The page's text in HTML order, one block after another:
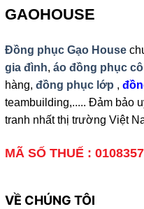
GAOHOUSE
Đồng phục Gạo House
gia đình, áo đồng phục
hàng, đồng phục lớp ,
teambuilding,..... Đảm bảo
tranh nhất thị trường Việt
MÃ SỐ THUẾ :
VỀ CHÚNG TÔI